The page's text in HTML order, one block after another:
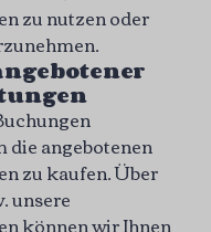
zu nutzen oder
die angebotenen
zu kaufen. Über
unsere
können wir Ihnen